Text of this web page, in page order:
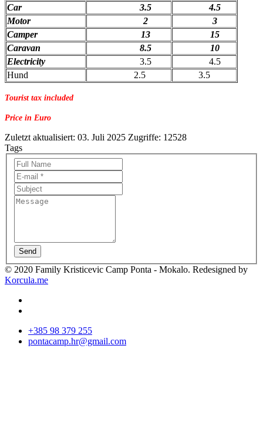
Car
3.5
4.5
Motor
2
3
Camper
13
15
Caravan
8.5
10
Electricity
3.5
4.5
Hund
2.5 3.5
Tourist tax included
Price in Euro
Zuletzt aktualisiert: 03. Juli 2025 Zugriffe: 12528
Tags
Send
© 2020 Family Kristicevic Camp Ponta - Mokalo. Redesigned by
Korcula.me
+385 98 379 255
pontacamp.hr@gmail.com